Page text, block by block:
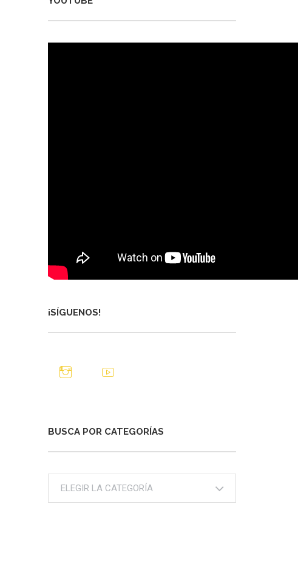
¡SÍGUENOS!
BUSCA POR CATEGORÍAS